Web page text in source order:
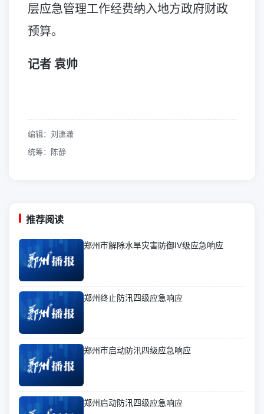
层应急管理工作经费纳入地方政府财政
预算。
记者 袁帅
编辑：刘潇潇
统筹：陈静
推荐阅读
郑州市解除水旱灾害防御Ⅳ级应急响应
郑州终止防汛四级应急响应
郑州市启动防汛四级应急响应
郑州启动防汛四级应急响应